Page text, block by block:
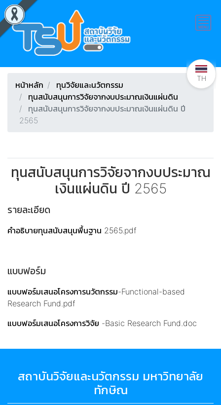
หน้าหลัก
ทุนวิจัยและนวัตกรรม
ทุนสนับสนุนการวิจัยจากงบประมาณเงินแผ่นดิน
ทุนสนับสนุนการวิจัยจากงบประมาณเงินแผ่นดิน ปี
2565
ทุนสนับสนุนการวิจัยจากงบประมาณ
เงินแผ่นดิน ปี 2565
รายละเอียด
คำอธิบายทุนสนับสนุนพื้นฐาน 2565.pdf
แบบฟอร์ม
แบบฟอร์มเสนอโครงการนวัตกรรม-Functional-based
Research Fund.pdf
แบบฟอร์มเสนอโครงการวิจัย -Basic Research Fund.doc
สถาบันวิจัยและนวัตกรรม มหาวิทยาลัย
ทักษิณ
TH